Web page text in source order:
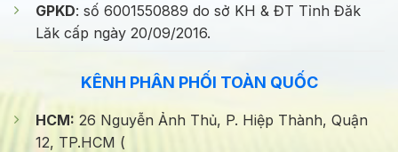
GPKD: số 6001550889 do sở KH & ĐT Tỉnh Đăk
Lăk cấp ngày 20/09/2016.
KÊNH PHÂN PHỐI TOÀN QUỐC
HCM: 26 Nguyễn Ảnh Thủ, P. Hiệp Thành, Quận
12, TP.HCM (